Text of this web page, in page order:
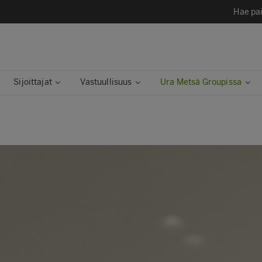
Hae
Sijoittajat Vastuullisuus Ura Metsä Groupissa